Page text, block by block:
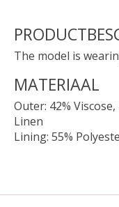
The model is
MATERIAAL
Outer: 42%
Linen
Lining: 55%